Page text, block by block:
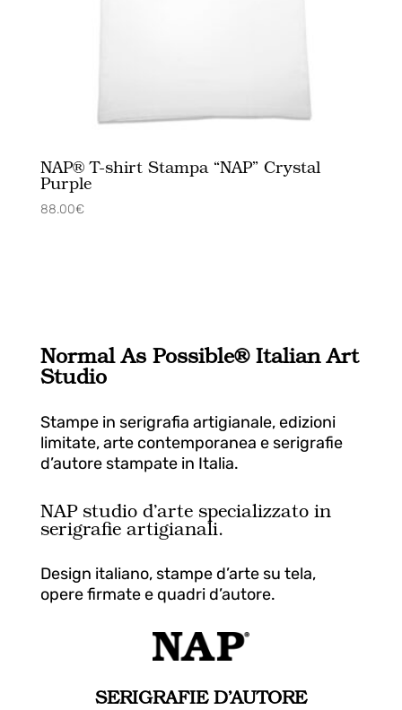
NAP® T-shirt Stampa “NAP” Crystal
Purple
88.00€
Normal As Possible® ItalianArt
Studio
Stampe in serigrafia artigianale, edizioni
limitate, arte contemporanea e serigrafie
d’autore stampate in Italia.
NAP studio d’arte specializzato in
serigrafie artigianali.
Design italiano, stampe d’arte su tela,
opere firmate e quadri d’autore.
SERIGRAFIE D’AUTORE